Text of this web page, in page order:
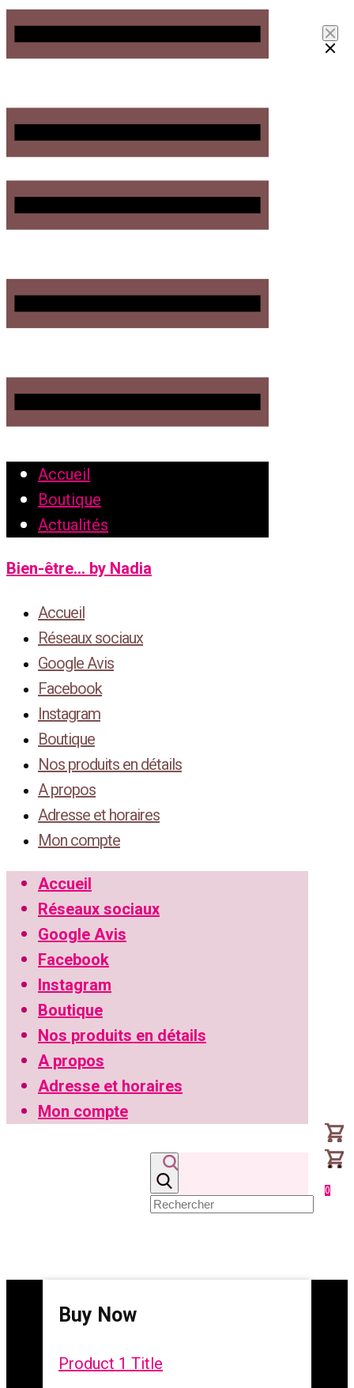
Accueil
Boutique
Actualités
Bien-être... by Nadia
Accueil
Réseaux sociaux
Google Avis
Facebook
Instagram
Boutique
Nos produits en détails
A propos
Adresse et horaires
Mon compte
Accueil
Réseaux sociaux
Google Avis
Facebook
Instagram
Boutique
Nos produits en détails
A propos
Adresse et horaires
Mon compte
0
Buy Now
Product 1 Title